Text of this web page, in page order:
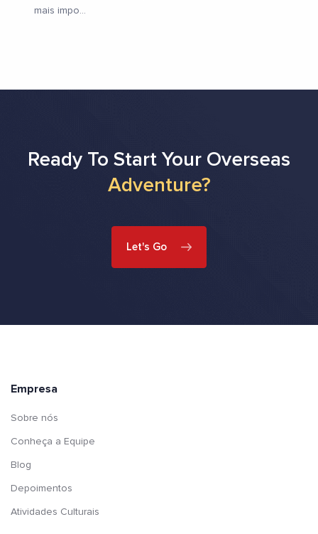
mais impo...
Ready To Start Your Overseas
Adventure?
Let's Go
Empresa
Sobre nós
Conheça a Equipe
Blog
Depoimentos
Atividades Culturais